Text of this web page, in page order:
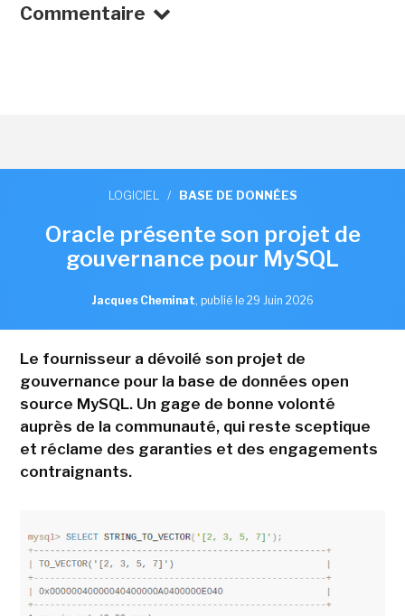
Commentaire
LOGICIEL / BASE DE DONNÉES
Oracle présente son projet de
gouvernance pour MySQL
Jacques Cheminat, publié le 29 Juin 2026
Le fournisseur a dévoilé son projet de
gouvernance pour la base de données open
source MySQL. Un gage de bonne volonté
auprès de la communauté, qui reste sceptique
et réclame des garanties et des engagements
contraignants.